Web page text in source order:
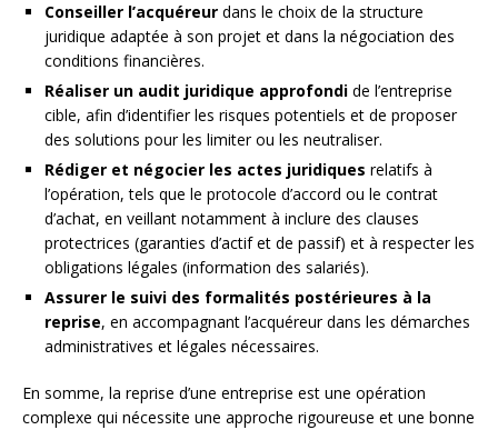
Conseiller l’acquéreur dans le choix de la structure
juridique adaptée à son projet et dans la négociation des
conditions financières.
Réaliser un audit juridique approfondi de l’entreprise
cible, afin d’identifier les risques potentiels et de proposer
des solutions pour les limiter ou les neutraliser.
Rédiger et négocier les actes juridiques relatifs à
l’opération, tels que le protocole d’accord ou le contrat
d’achat, en veillant notamment à inclure des clauses
protectrices (garanties d’actif et de passif) et à respecter les
obligations légales (information des salariés).
Assurer le suivi des formalités postérieures à la
reprise, en accompagnant l’acquéreur dans les démarches
administratives et légales nécessaires.
En somme, la reprise d’une entreprise est une opération
complexe qui nécessite une approche rigoureuse et une bonne